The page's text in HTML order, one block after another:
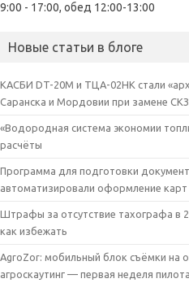
9:00 - 17:00, обед 12:00-13:00
Новые статьи в блоге
КАСБИ DT-20M и ТЦА-02НК стали
Саранска и Мордовии при замене
«Водородная система экономии
расчёты
Программа для подготовки
автоматизировали оформление
Штрафы за отсутствие тахографа в
как избежать
AgroZor: мобильный блок съёмки на
агроскаутинг — первая неделя пилота